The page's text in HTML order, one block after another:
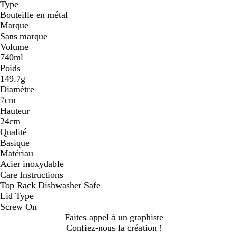
Type
Bouteille en métal
Marque
Sans marque
Volume
740ml
Poids
149.7g
Diamètre
7cm
Hauteur
24cm
Qualité
Basique
Matériau
Acier inoxydable
Care Instructions
Top Rack Dishwasher Safe
Lid Type
Screw On
Faites appel à un graphiste
Confiez-nous la création !